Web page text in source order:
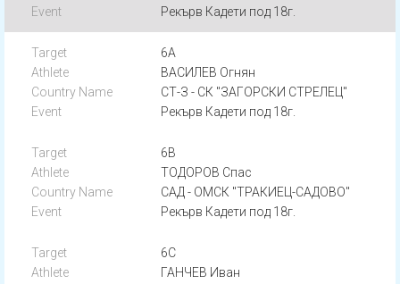
Рекърв Кадети под 18г.
6A
ВАСИЛЕВ Огнян
СТ-З - СК "ЗАГОРСКИ СТРЕЛЕЦ"
Рекърв Кадети под 18г.
6B
ТОДОРОВ Спас
САД - ОМСК "ТРАКИЕЦ-САДОВО"
Рекърв Кадети под 18г.
6C
ГАНЧЕВ Иван